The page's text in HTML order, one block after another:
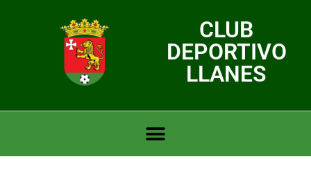
CLUB
DEPORTIVO
LLANES